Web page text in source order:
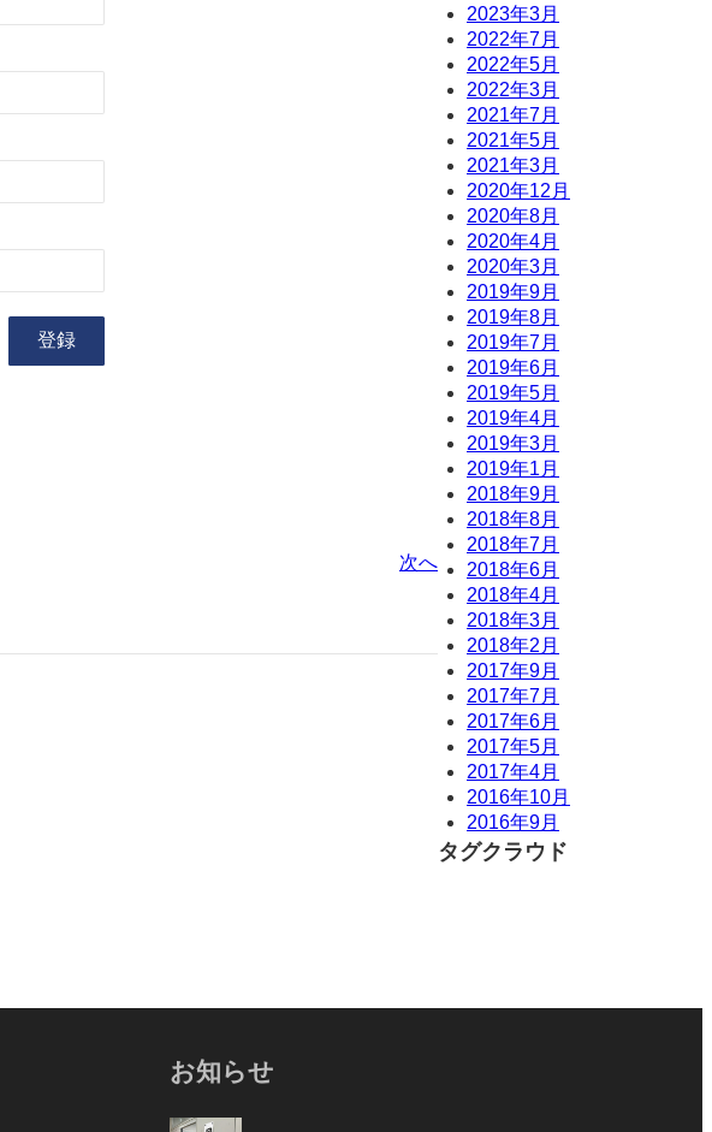
次へ
2023年3月
2022年7月
2022年5月
2022年3月
2021年7月
2021年5月
2021年3月
2020年12月
2020年8月
2020年4月
2020年3月
2019年9月
2019年8月
2019年7月
2019年6月
2019年5月
2019年4月
2019年3月
2019年1月
2018年9月
2018年8月
2018年7月
2018年6月
2018年4月
2018年3月
2018年2月
2017年9月
2017年7月
2017年6月
2017年5月
2017年4月
2016年10月
2016年9月
タグクラウド
お知らせ